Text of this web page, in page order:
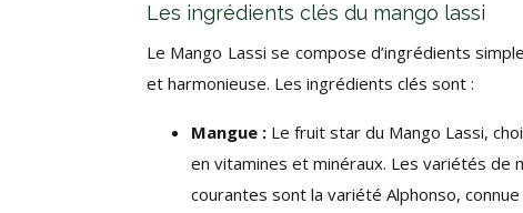
Les ingrédients clés du mango lassi
Le Mango Lassi se compose d’ingrédients
et harmonieuse. Les ingrédients clés sont :
Mangue : Le fruit star du Mango Lassi,
en vitamines et minéraux. Les variétés de
courantes sont la variété Alphonso,